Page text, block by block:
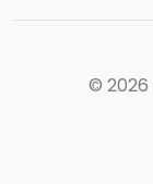
© 2026